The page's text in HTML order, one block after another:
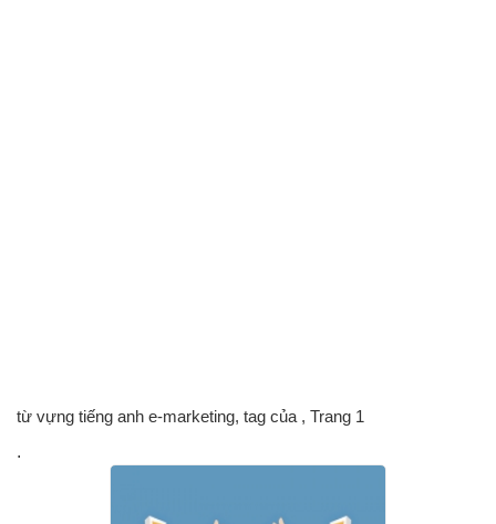
từ vựng tiếng anh e-marketing, tag của , Trang 1
.